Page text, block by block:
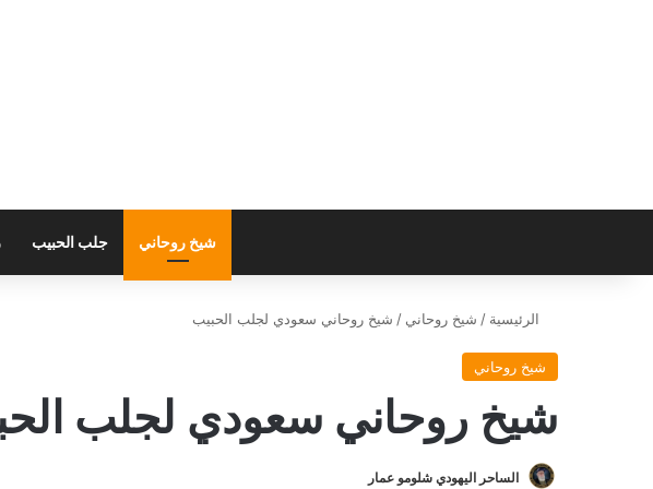
شيخ روحاني جلب الحبيب
الرئيسية / شيخ روحاني / شيخ روحاني سعودي لجلب الحبيب
شيخ روحاني
شيخ روحاني سعودي لجلب
الساحر اليهودي شلومو عمار